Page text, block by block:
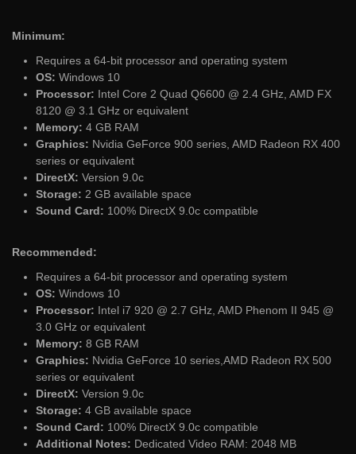
Minimum:
Requires a 64-bit processor and operating system
OS: Windows 10
Processor: Intel Core 2 Quad Q6600 @ 2.4 GHz, AMD FX
8120 @ 3.1 GHz or equivalent
Memory: 4 GB RAM
Graphics: Nvidia GeForce 900 series, AMD Radeon RX 400
series or equivalent
DirectX: Version 9.0c
Storage: 2 GB available space
Sound Card: 100% DirectX 9.0c compatible
Recommended:
Requires a 64-bit processor and operating system
OS: Windows 10
Processor: Intel i7 920 @ 2.7 GHz, AMD Phenom II 945 @
3.0 GHz or equivalent
Memory: 8 GB RAM
Graphics: Nvidia GeForce 10 series,AMD Radeon RX 500
series or equivalent
DirectX: Version 9.0c
Storage: 4 GB available space
Sound Card: 100% DirectX 9.0c compatible
Additional Notes: Dedicated Video RAM: 2048 MB